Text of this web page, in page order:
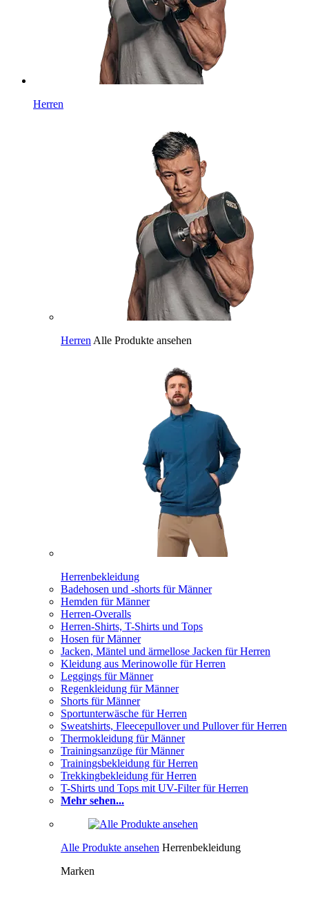
Herren
Herren Alle Produkte ansehen
Herrenbekleidung
Badehosen und -shorts für Männer
Hemden für Männer
Herren-Overalls
Herren-Shirts, T-Shirts und Tops
Hosen für Männer
Jacken, Mäntel und ärmellose Jacken für Herren
Kleidung aus Merinowolle für Herren
Leggings für Männer
Regenkleidung für Männer
Shorts für Männer
Sportunterwäsche für Herren
Sweatshirts, Fleecepullover und Pullover für Herren
Thermokleidung für Männer
Trainingsanzüge für Männer
Trainingsbekleidung für Herren
Trekkingbekleidung für Herren
T-Shirts und Tops mit UV-Filter für Herren
Mehr sehen...
Alle Produkte ansehen Herrenbekleidung
Marken